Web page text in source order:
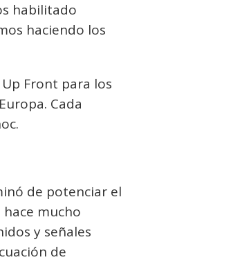
habilitado
haciendo los
Front para los
Cada
de potenciar el
mucho
y señales
de